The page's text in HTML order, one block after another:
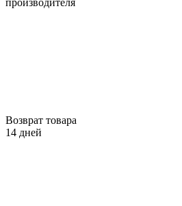
Возврат товара
14 дней